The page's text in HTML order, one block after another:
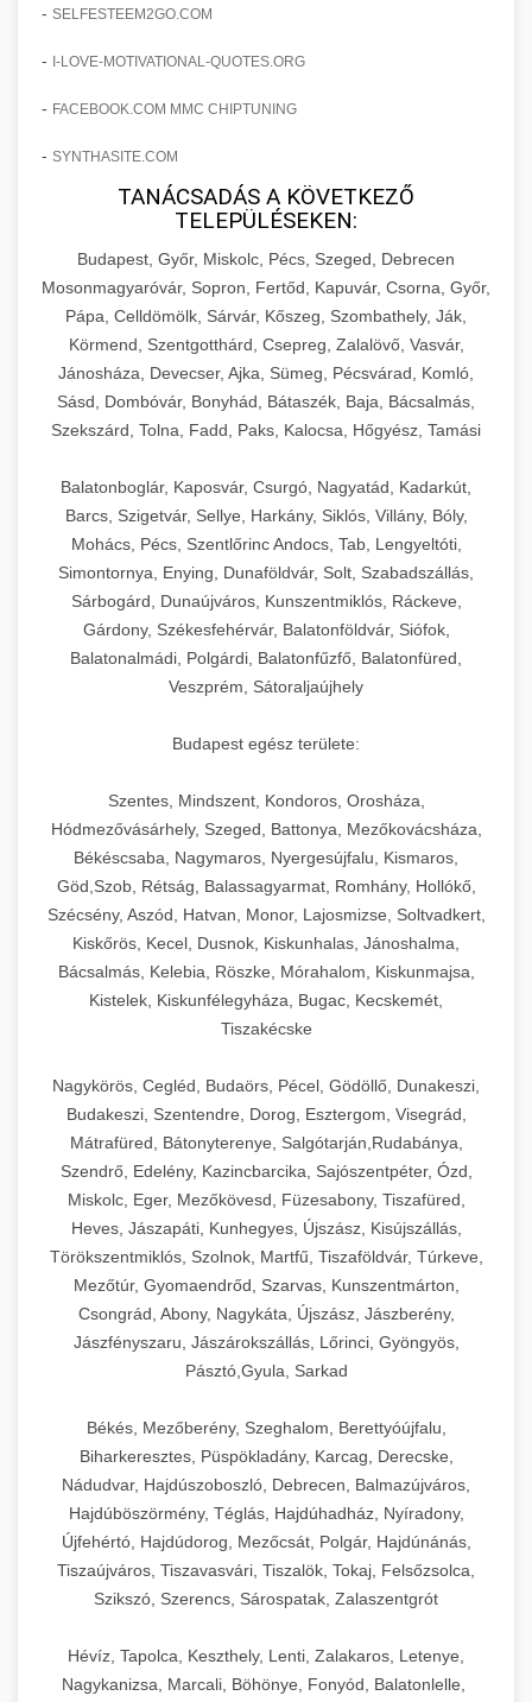
amelyek valós eredményeket hoznak.
szonyegtisztito.net
marketing stratégiai tervrajz
útjáról, bemutatva az utat a küzdő praxistól a
virágzó vállalkozásig 150%-os növekedéssel.
klinika átalakulási történet
Érdeklődés 150%-os Fokozása
Technikák és módszerek a páciensek
érdeklődésének és elkötelezettségének drámai
növeléséhez. Egy 150%-os fellendülési
esettanulmány gyakorlati betekintésekkel.
weboldal-keszites.co
elkötelezettség erősítési módszerek
🎮 19. AI Google Ads és Meta
Kampány Kezelés
Fejlett AI-alapú Google Ads és Meta hirdetési
kampánykezelés. Optimalizálja hirdetési
költségvetését gépi tanulással és
automatizálással.
aikampany.hu AI hirdetési automatizálás
🍞 20. Ipari Dagasztógép +
Professzionális ipari dagasztógépek és
tésztakeverő gépek pékségek és kereskedelmi
konyhák számára. Masszív konstrukció
megbízható teljesítményhez.
chef-iparikonyhagepek.hu
kereskedelmi tésztakeverő
🔪 21. Ipari Szeletelőgép +
Ipari hús- és sajtszeletelő gépek professzionális
élelmiszer-előkészítéshez. Precíziós vágás
állítható vastagság beállítással.
chef-iparikonyhagepek.hu
professzionális élelmiszer szeletelő
📦 22. Vákuumozó Gép +
Kereskedelmi vákuumcsomagoló berendezések
élelmiszerek tartósításához. Hosszabbítsa a
szavatossági időt és tartsa meg a termék
frissességét.
🎁 23. Vákuumfóliázó Gép +
Ipari vákuumfóliázó gépek professzionális
Hatékony lezárási és tartósítási megoldások.
chef-iparikonyhagepek.hu
kereskedelmi csomagoló gép
professzionális konyhák számára. Nagy
kapacitású sütő- és főzőberendezés precíz
hőmérséklet-szabályozással.
chef-iparikonyhagepek.hu
kereskedelmi sütősütő
❄️ 25. Ipari Hűtőszekrény +
Professzionális hűtőegységek és hűtőkamrák
kereskedelmi konyhák számára.
Energiahatékony hűtési megoldások nagy
kapacitással.
chef-iparikonyhagepek.hu
💧 26. Ipari Mosogatógép +
Kereskedelmi mosogatóberendezések nagy
forgalmú éttermi műveletekhez. Gyors tisztítási
ciklusok fertőtlenítési képességekkel.
chef-iparikonyhagepek.hu
🧀 27. Ipari Sajtreszelő Gép +
élelmiszer-előkészítéshez. Különböző reszelési
méretek különböző alkalmazásokhoz.
chef-iparikonyhagepek.hu
kereskedelmi sajtreszelő
🍳 28. Nagykonyhai
Berendezések
+
Teljes körű nagykonyhai berendezések és
professzionális vendéglátóipari kellékek.
Minden, ami szükséges éttermi és catering
műveletekhez.
chef-iparikonyhagepek.hu
kereskedelmi konyhai megoldások
- SELFESTEEM2GO.COM
- I-LOVE-MOTIVATIONAL-QUOTES.ORG
- FACEBOOK.COM MMC CHIPTUNING
- SYNTHASITE.COM
TANÁCSADÁS A KÖVETKEZŐ
TELEPÜLÉSEKEN:
Budapest, Győr, Miskolc, Pécs, Szeged, Debrecen
Mosonmagyaróvár, Sopron, Fertőd, Kapuvár, Csorna, Győr,
Pápa, Celldömölk, Sárvár, Kőszeg, Szombathely, Ják,
Körmend, Szentgotthárd, Csepreg, Zalalövő, Vasvár,
Jánosháza, Devecser, Ajka, Sümeg, Pécsvárad, Komló,
Sásd, Dombóvár, Bonyhád, Bátaszék, Baja, Bácsalmás,
Szekszárd, Tolna, Fadd, Paks, Kalocsa, Hőgyész, Tamási
Balatonboglár, Kaposvár, Csurgó, Nagyatád, Kadarkút,
Barcs, Szigetvár, Sellye, Harkány, Siklós, Villány, Bóly,
Mohács, Pécs, Szentlőrinc Andocs, Tab, Lengyeltóti,
Simontornya, Enying, Dunaföldvár, Solt, Szabadszállás,
Sárbogárd, Dunaújváros, Kunszentmiklós, Ráckeve,
Gárdony, Székesfehérvár, Balatonföldvár, Siófok,
Balatonalmádi, Polgárdi, Balatonfűzfő, Balatonfüred,
Veszprém, Sátoraljaújhely
Budapest egész területe:
Szentes, Mindszent, Kondoros, Orosháza,
Hódmezővásárhely, Szeged, Battonya, Mezőkovácsháza,
Békéscsaba, Nagymaros, Nyergesújfalu, Kismaros,
Göd,Szob, Rétság, Balassagyarmat, Romhány, Hollókő,
Szécsény, Aszód, Hatvan, Monor, Lajosmizse, Soltvadkert,
Kiskőrös, Kecel, Dusnok, Kiskunhalas, Jánoshalma,
Bácsalmás, Kelebia, Röszke, Mórahalom, Kiskunmajsa,
Kistelek, Kiskunfélegyháza, Bugac, Kecskemét,
Tiszakécske
Nagykörös, Cegléd, Budaörs, Pécel, Gödöllő, Dunakeszi,
Budakeszi, Szentendre, Dorog, Esztergom, Visegrád,
Mátrafüred, Bátonyterenye, Salgótarján,Rudabánya,
Szendrő, Edelény, Kazincbarcika, Sajószentpéter, Ózd,
Miskolc, Eger, Mezőkövesd, Füzesabony, Tiszafüred,
Heves, Jászapáti, Kunhegyes, Újszász, Kisújszállás,
Törökszentmiklós, Szolnok, Martfű, Tiszaföldvár, Túrkeve,
Mezőtúr, Gyomaendrőd, Szarvas, Kunszentmárton,
Csongrád, Abony, Nagykáta, Újszász, Jászberény,
Jászfényszaru, Jászárokszállás, Lőrinci, Gyöngyös,
Pásztó,Gyula, Sarkad
Békés, Mezőberény, Szeghalom, Berettyóújfalu,
Biharkeresztes, Püspökladány, Karcag, Derecske,
Nádudvar, Hajdúszoboszló, Debrecen, Balmazújváros,
Hajdúböszörmény, Téglás, Hajdúhadház, Nyíradony,
Újfehértó, Hajdúdorog, Mezőcsát, Polgár, Hajdúnánás,
Tiszaújváros, Tiszavasvári, Tiszalök, Tokaj, Felsőzsolca,
Szikszó, Szerencs, Sárospatak, Zalaszentgrót
Hévíz, Tapolca, Keszthely, Lenti, Zalakaros, Letenye,
Nagykanizsa, Marcali, Böhönye, Fonyód, Balatonlelle,